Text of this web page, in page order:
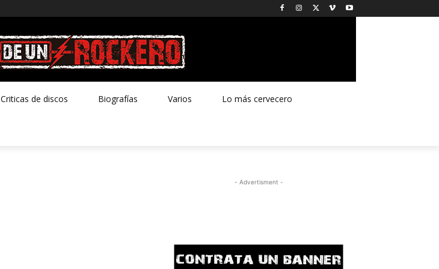
Criticas de discos Biografías Varios Lo más cervecero
- Advertisment -